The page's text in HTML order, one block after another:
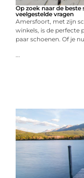
Op zoek naar de
veelgestelde vragen
Amersfoort, met zijn
winkels, is de perfecte
paar schoenen. Of je nu
...